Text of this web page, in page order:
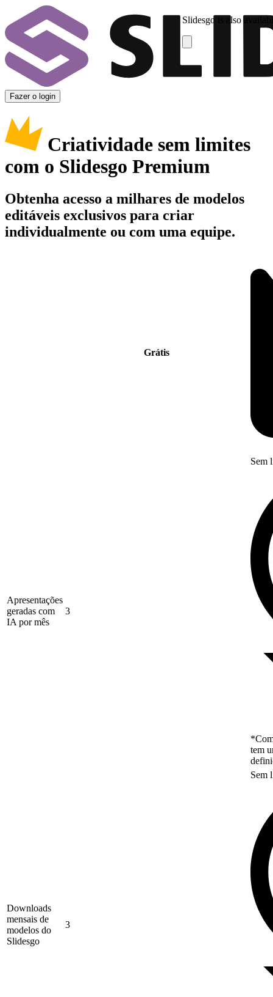
Slidesgo is also
Fazer o login
Criatividade sem limites
com o Slidesgo Premium
Obtenha acesso a milhares de modelos
editáveis exclusivos para criar
individualmente ou com uma equipe.
Grátis
Apresentações
geradas com
IA por mês
3
Sem
tem
Downloads
mensais de
modelos do
Slidesgo
3
Sem